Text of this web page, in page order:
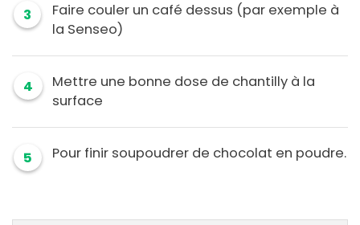
3
Faire couler un café dessus (par exemple à
la Senseo)
4
Mettre une bonne dose de chantilly à la
surface
5 Pour finir soupoudrer de chocolat en poudre.